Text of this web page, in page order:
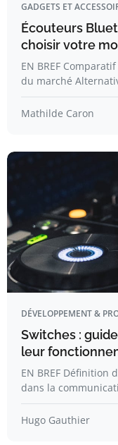
GADGETS ET
Écouteurs
choisir votre
EN BREF
du marché
Mathilde Caron
DÉVELOPPEMENT &
Switches :
leur
EN BREF Définition
dans la
Hugo Gauthier